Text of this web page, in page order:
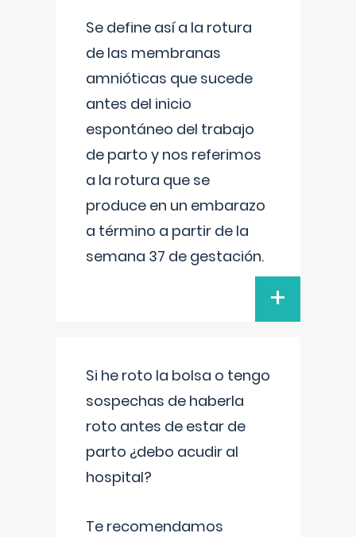
Se define así a la rotura
de las membranas
amnióticas que sucede
antes del inicio
espontáneo del trabajo
de parto y nos referimos
a la rotura que se
produce en un embarazo
a término a partir de la
semana 37 de gestación.
+
Si he roto la bolsa o tengo
sospechas de haberla
roto antes de estar de
parto ¿debo acudir al
hospital?
Te recomendamos